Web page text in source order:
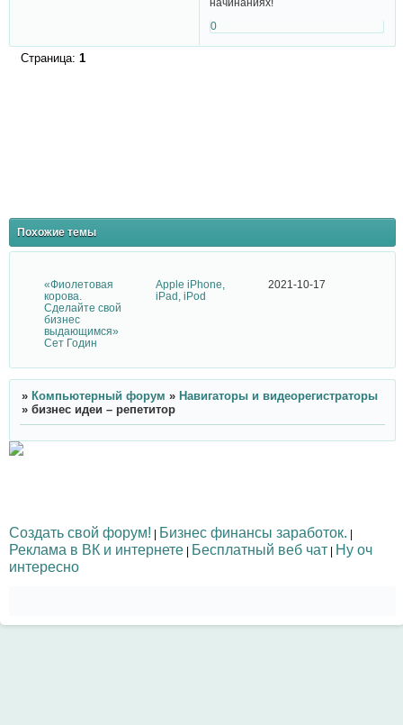
начинаниях!
0
Страница: 1
Похожие темы
«Фиолетовая
корова.
Сделайте свой
бизнес
выдающимся»
Сет Годин
Apple iPhone,
iPad, iPod
2021-10-17
» Компьютерный форум » Навигаторы и видеорегистраторы
» бизнес идеи – репетитор
Создать свой форум! Бизнес финансы заработок.
Реклама в ВК и интернете Бесплатный веб чат Ну оч
интересно